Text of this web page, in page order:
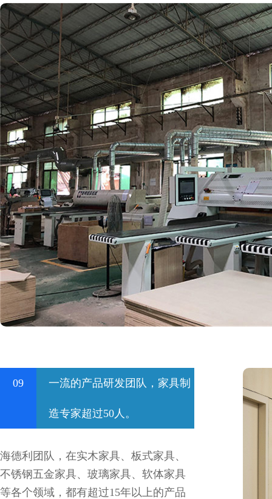
09 一流的产品研发团队，家具制
造专家超过50人。
海德利团队，在实木家具、板式家具、
不锈钢五金家具、玻璃家具、软体家具
等各个领域，都有超过15年以上的产品